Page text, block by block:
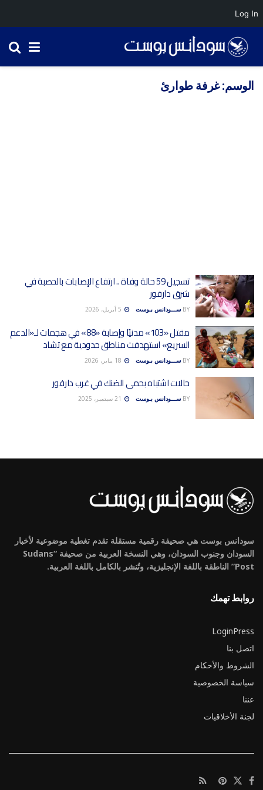
الوسم:غرفة طوارئ
تسجيل 59 حالة وفاة .. ارتفاع الإصابات بالحصبة في
شرق دارفور
BY ســـودانس بـوست
مقتل «103» مدنيًا وإصابة «88» في هجمات لـ«الدعم
السريع» استهدفت مناطق حدودية مع تشاد
BY ســـودانس بـوست
حالات اشتباه بحمى الضنك في غرب دارفور
BY ســـودانس بـوست
سودانس بوست هي صحيفة رقمية مستقلة تقدم تغطية موضوعية لأخبار
السودان وجنوب السودان، وهي النسخة العربية من صحيفة “Sudans
Post” الناطقة باللغة الإنجليزية، وتُنشر بالكامل باللغة العربية.
روابط تهمك
LoginPress
اتصل بنا
الشروط والأحكام
سياسة الخصوصية
عننا
لجنة الأخلاقيات
Log In